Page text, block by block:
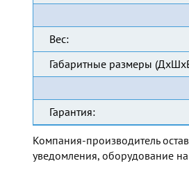
Вес:
Габаритные размеры
Гарантия:
Компания-производитель
уведомления, оборудование